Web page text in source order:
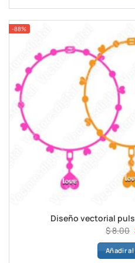
-88%
Diseño vectorial
$8.00
Añadir